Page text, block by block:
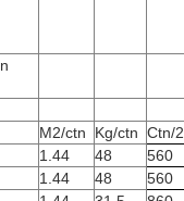
M2/ctn Kg/ctn Ctn/
1.44 48
560
1.44 48
560